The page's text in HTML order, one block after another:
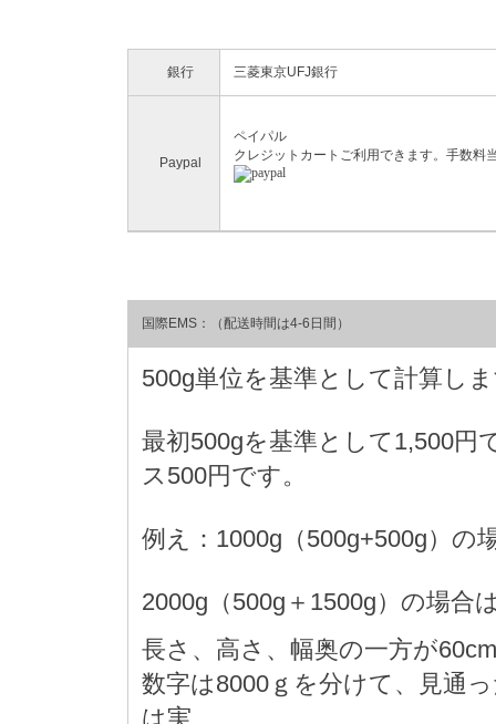
銀行 三菱東京UFJ銀行
Paypal
ペイパル
クレジットカートご利用できます。手数料
国際EMS：（配送時間は4-6日間）
500g単位を基準として計算し
最初500gを基準として1,500円
ス500円です。
例え：1000g（500g+500g）の
2000g（500g＋1500g）の場合
長さ、高さ、幅奥の一方が
数字は8000ｇを分けて、見通
は実